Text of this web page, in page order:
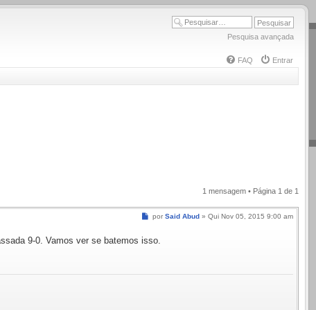
Pesquisa avançada
FAQ
Entrar
1 mensagem • Página 1 de 1
Mensagem
por Said Abud » Qui Nov 05, 2015 9:00 am
9-0. Vamos ver se batemos isso.